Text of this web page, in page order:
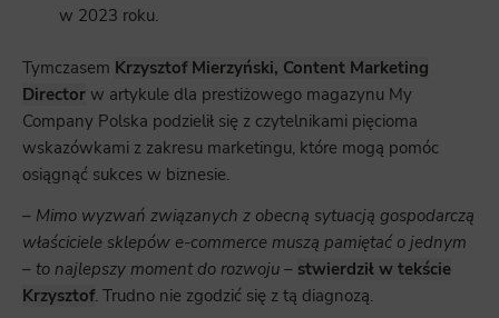
w 2023 roku.
Tymczasem Krzysztof Mierzyński, Content Marketing
Director w artykule dla prestiżowego magazynu My
Company Polska podzielił się z czytelnikami pięcioma
wskazówkami z zakresu marketingu, które mogą pomóc
osiągnąć sukces w biznesie.
– Mimo wyzwań związanych z obecną sytuacją gospodarczą
właściciele sklepów e-commerce muszą pamiętać o jednym
– to najlepszy moment do rozwoju – stwierdził w tekście
Krzysztof. Trudno nie zgodzić się z tą diagnozą.